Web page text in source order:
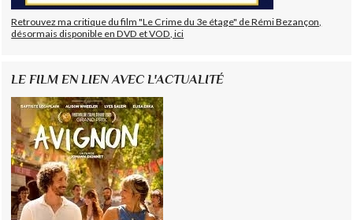
Retrouvez ma critique du film "Le Crime du 3e étage" de Rémi Bezançon,
désormais disponible en DVD et VOD, ici
LE FILM EN LIEN AVEC L'ACTUALITÉ